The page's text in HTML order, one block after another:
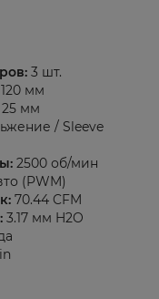
3 шт.
120 мм
25 мм
/ Sleeve
2500 об/мин
(PWM)
70.44 CFM
3.17 мм H2O